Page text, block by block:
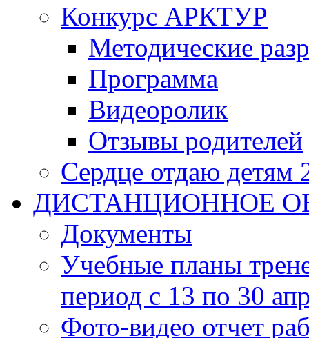
Конкурс АРКТУР
Методические
Программа
Видеоролик
Отзывы родителей
Сердце отдаю детям
ДИСТАНЦИОННОЕ
Документы
Учебные планы
период с 13 по 30
Фото-видео отчет